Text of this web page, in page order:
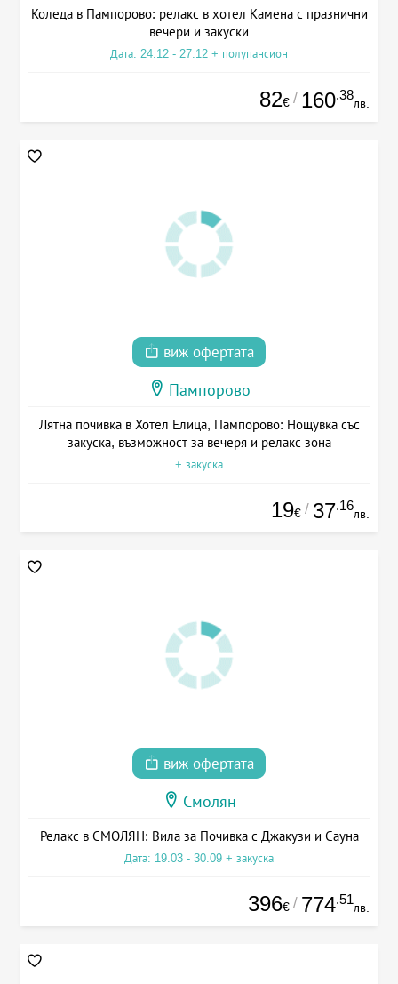
Коледа в Пампорово: релакс в хотел Камена с празнични
вечери и закуски
Дата: 24.12 - 27.12 + полупансион
82€ / 160.38
лв.
виж офертата
Пампорово
Лятна почивка в Хотел Елица, Пампорово: Нощувка със
закуска, възможност за вечеря и релакс зона
+ закуска
19€ / 37.16
лв.
виж офертата
Смолян
Релакс в СМОЛЯН: Вила за Почивка с Джакузи и Сауна
Дата: 19.03 - 30.09 + закуска
396€ / 774.51
лв.